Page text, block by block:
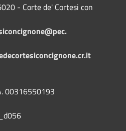
- Corte de' Cortesi con
00316550193